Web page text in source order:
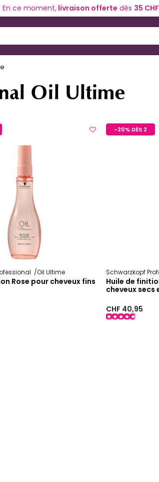
En ce moment,livraison offerte dès 35 CHF
de coiffure Coloration et
Oil Ultime
Oil Ultime
Rose pour cheveux fins
-20% DÈS 2
Schwarzkopf
Huile de
cheveux secs
CHF 40,95